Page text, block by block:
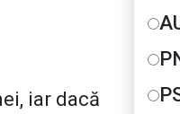
iar dacă